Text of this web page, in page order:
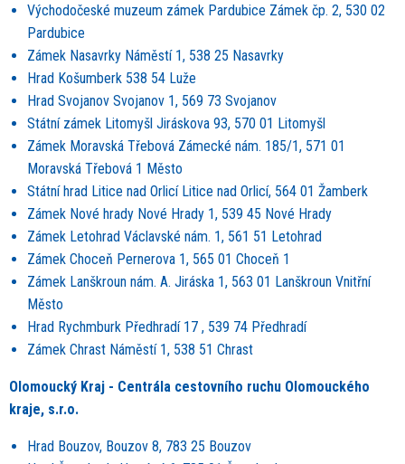
Východočeské muzeum zámek Pardubice Zámek čp. 2, 530 02
Pardubice
Zámek Nasavrky Náměstí 1, 538 25 Nasavrky
Hrad Košumberk 538 54 Luže
Hrad Svojanov Svojanov 1, 569 73 Svojanov
Státní zámek Litomyšl Jiráskova 93, 570 01 Litomyšl
Zámek Moravská Třebová Zámecké nám. 185/1, 571 01
Moravská Třebová 1 Město
Státní hrad Litice nad Orlicí Litice nad Orlicí, 564 01 Žamberk
Zámek Nové hrady Nové Hrady 1, 539 45 Nové Hrady
Zámek Letohrad Václavské nám. 1, 561 51 Letohrad
Zámek Choceň Pernerova 1, 565 01 Choceň 1
Zámek Lanškroun nám. A. Jiráska 1, 563 01 Lanškroun Vnitřní
Město
Hrad Rychmburk Předhradí 17 , 539 74 Předhradí
Zámek Chrast Náměstí 1, 538 51 Chrast
Olomoucký Kraj - Centrála cestovního ruchu Olomouckého
kraje, s.r.o.
Hrad Bouzov, Bouzov 8, 783 25 Bouzov